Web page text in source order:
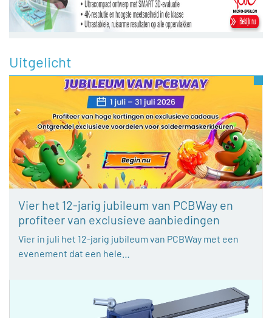
Uitgelicht
Vier het 12-jarig jubileum van PCBWay en
profiteer van exclusieve aanbiedingen
Vier in juli het 12-jarig jubileum van PCBWay met een
evenement dat een hele…